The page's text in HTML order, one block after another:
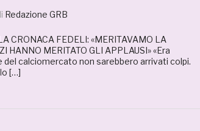
Redazione GRB
CRONACA FEDELI: «MERITAVAMO LA
HANNO MERITATO GLI APPLAUSI» «Era
calciomercato non sarebbero arrivati colpi.
[…]